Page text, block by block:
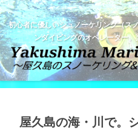
初心者に優しいシュノーケリング（ス
ンダイビングのオペレーター
屋久島の海・川で。